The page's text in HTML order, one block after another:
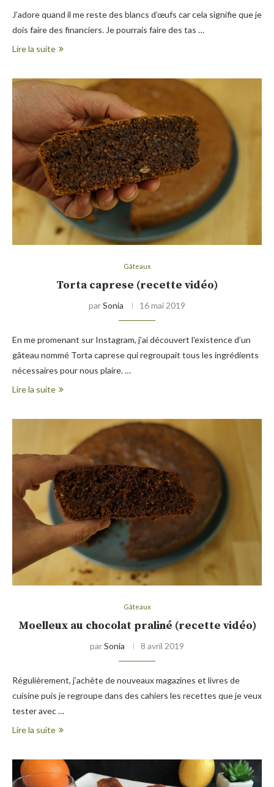
J’adore quand il me reste des blancs d’œufs car cela signifie que je
dois faire des financiers. Je pourrais faire des tas …
Lire la suite
Gâteaux
Torta caprese (recette vidéo)
parSonia 16 mai 2019
En me promenant sur Instagram, j’ai découvert l’existence d’un
gâteau nommé Torta caprese qui regroupait tous les ingrédients
nécessaires pour nous plaire. …
Lire la suite
Gâteaux
Moelleux au chocolat praliné (recette vidéo)
parSonia 8 avril 2019
Régulièrement, j’achète de nouveaux magazines et livres de
cuisine puis je regroupe dans des cahiers les recettes que je veux
tester avec …
Lire la suite